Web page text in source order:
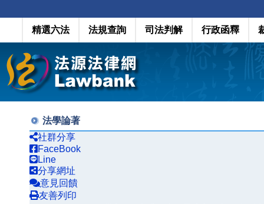
精選六法 法規查詢 司法判解 行政函釋
法學論著
社群分享
FaceBook
Line
分享網址
意見回饋
友善列印